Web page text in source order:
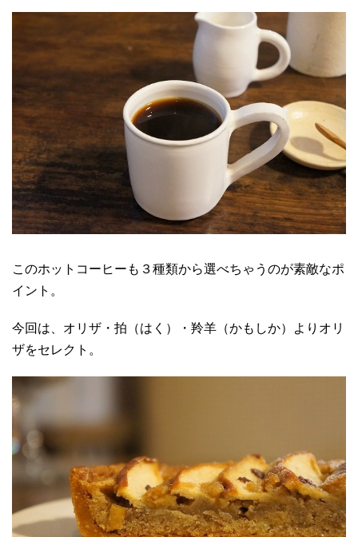
このホットコーヒーも３種類から選べちゃうのが素敵なポ
イント。
今回は、オリザ・拍（はく）・羚羊（かもしか）よりオリ
ザをセレクト。